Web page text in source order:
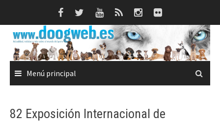
Menú principal
82 Exposición Internacional de